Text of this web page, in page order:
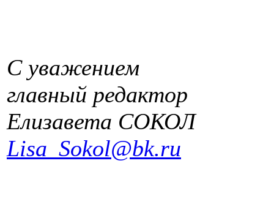
С уважением
главный редактор
Елизавета СОКОЛ
Lisa_Sokol@bk.ru